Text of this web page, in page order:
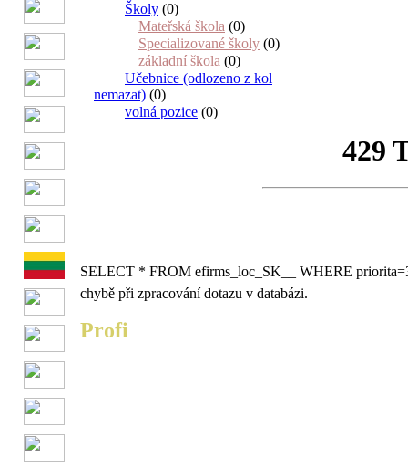
Školy (0)
Mateřská škola (0)
Specializované školy (0)
základní škola (0)
Učebnice (odlozeno z kol
nemazat) (0)
volná pozice (0)
SELECT * FROM efirms_loc_SK__ WHERE
chybě při zpracování dotazu v databázi.
Profi